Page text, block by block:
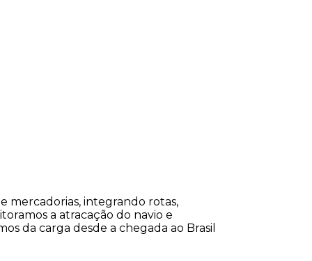
mercadorias, integrando rotas,
a atracação do navio e
da carga desde a chegada ao Brasil